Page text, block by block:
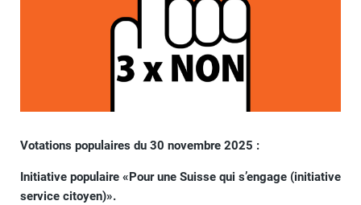
Votations populaires du 30 novembre 2025 :
Initiative populaire «Pour une Suisse qui s’engage (initiative
service citoyen)».